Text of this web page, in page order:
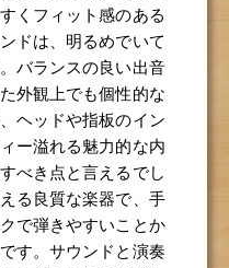
くフィット感のある
ドは、明るめでいて
バランスの良い出音
外観上でも個性的な
ヘッドや指板のイン
ー溢れる魅力的な内
べき点と言えるでし
る良質な楽器で、手
で弾きやすいことか
す。サウンドと演奏